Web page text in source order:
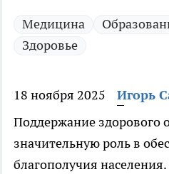
Медицина
Здоровье
18 ноября 2025
Игорь
Поддержание здорового
значительную роль в
благополучия